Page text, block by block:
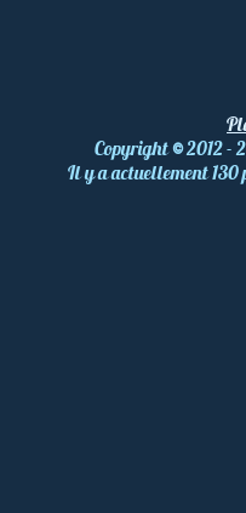
Copyright©2012 -
Il y a actuellement 130